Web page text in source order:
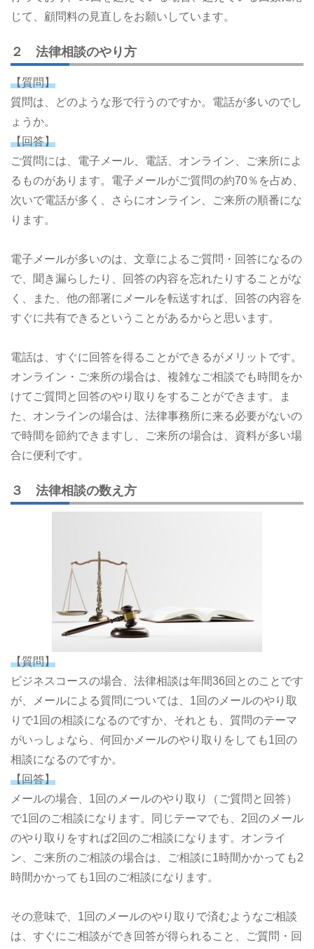
じて、顧問料の見直しをお願いしています。
２ 法律相談のやり方
【質問】
質問は、どのような形で行うのですか。電話が多いのでし
ょうか。
【回答】
ご質問には、電子メール、電話、オンライン、ご来所によ
るものがあります。電子メールがご質問の約70％を占め、
次いで電話が多く、さらにオンライン、ご来所の順番にな
ります。
電子メールが多いのは、文章によるご質問・回答になるの
で、聞き漏らしたり、回答の内容を忘れたりすることがな
く、また、他の部署にメールを転送すれば、回答の内容を
すぐに共有できるということがあるからと思います。
電話は、すぐに回答を得ることができるがメリットです。
オンライン・ご来所の場合は、複雑なご相談でも時間をか
けてご質問と回答のやり取りをすることができます。ま
た、オンラインの場合は、法律事務所に来る必要がないの
で時間を節約できますし、ご来所の場合は、資料が多い場
合に便利です。
３ 法律相談の数え方
【質問】
ビジネスコースの場合、法律相談は年間36回とのことです
が、メールによる質問については、1回のメールのやり取
りで1回の相談になるのですか、それとも、質問のテーマ
がいっしょなら、何回かメールのやり取りをしても1回の
相談になるのですか。
【回答】
メールの場合、1回のメールのやり取り（ご質問と回答）
で1回のご相談になります。同じテーマでも、2回のメール
のやり取りをすれば2回のご相談になります。オンライ
ン、ご来所のご相談の場合は、ご相談に1時間かかっても2
時間かかっても1回のご相談になります。
その意味で、1回のメールのやり取りで済むようなご相談
は、すぐにご相談ができ回答が得られること、ご質問・回